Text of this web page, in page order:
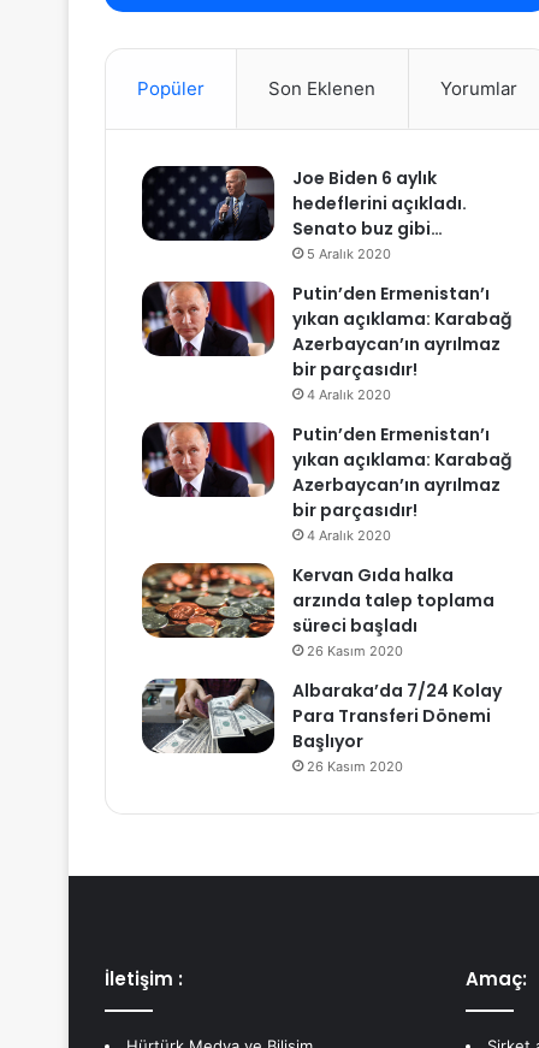
Popüler Son Eklenen Yorumlar
Joe Biden 6 aylık
hedeflerini açıkladı.
Senato buz gibi…
5 Aralık 2020
Putin’den Ermenistan’ı
yıkan açıklama: Karabağ
Azerbaycan’ın ayrılmaz
bir parçasıdır!
4 Aralık 2020
Putin’den Ermenistan’ı
yıkan açıklama: Karabağ
Azerbaycan’ın ayrılmaz
bir parçasıdır!
4 Aralık 2020
Kervan Gıda halka
arzında talep toplama
süreci başladı
26 Kasım 2020
Albaraka’da 7/24 Kolay
Para Transferi Dönemi
Başlıyor
26 Kasım 2020
İletişim : Amaç: